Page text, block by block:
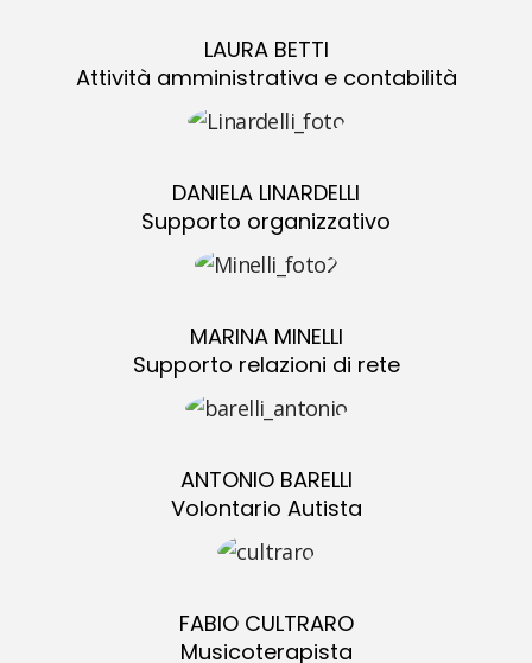
LAURA BETTI
Attività amministrativa e contabilità
DANIELA LINARDELLI
Supporto organizzativo
MARINA MINELLI
Supporto relazioni di rete
ANTONIO BARELLI
Volontario Autista
FABIO CULTRARO
Musicoterapista